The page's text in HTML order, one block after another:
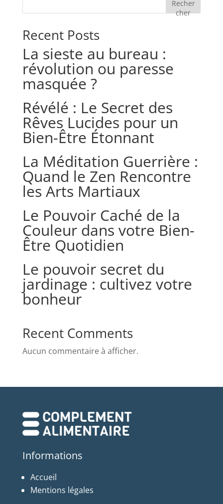
Recher
cher
Recent Posts
La sieste au bureau :
révolution ou paresse
masquée ?
Révélé : Le Secret des
Rêves Lucides pour un
Bien-Être Étonnant
La Méditation Guerrière :
Quand le Zen Rencontre
les Arts Martiaux
Le Pouvoir Caché de la
Couleur dans votre Bien-
Être Quotidien
Le pouvoir secret du
jardinage : cultivez votre
bonheur
Recent Comments
Aucun commentaire à afficher.
Informations
Accueil
Mentions légales